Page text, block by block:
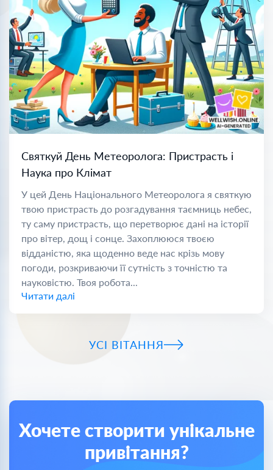
Святкуй День Метеоролога: Пристрасть і
Наука про Клімат
У цей День Національного Метеоролога я святкую
твою пристрасть до розгадування таємниць небес,
ту саму пристрасть, що перетворює дані на історії
про вітер, дощ і сонце. Захоплююся твоєю
відданістю, яка щоденно веде нас крізь мову
погоди, розкриваючи її сутність з точністю та
науковістю. Твоя робота...
Читати далі
УСІ ВІТАННЯ
Хочете створити унікальне
привітання?